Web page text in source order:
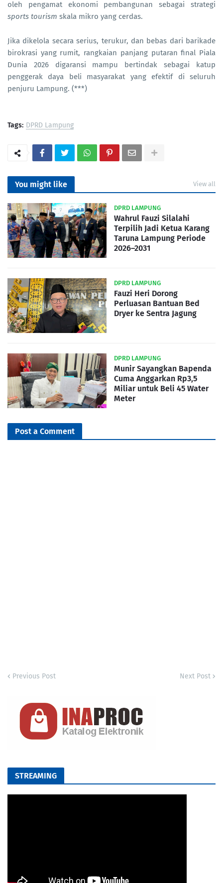
oleh pengamat ekonomi pembangunan sebagai strategi
sports tourism skala mikro yang cerdas.
Jika dikelola secara serius, terukur, dan bebas dari barikade
birokrasi yang rumit, rangkaian panjang putaran final Piala
Dunia 2026 digaransi mampu bertindak sebagai katup
penggerak daya beli masyarakat yang efektif di seluruh
penjuru Lampung. (***)
Tags: DPRD Lampung
You might like View all
DPRD LAMPUNG
Wahrul Fauzi Silalahi
Terpilih Jadi Ketua Karang
Taruna Lampung Periode
2026–2031
DPRD LAMPUNG
Fauzi Heri Dorong
Perluasan Bantuan Bed
Dryer ke Sentra Jagung
DPRD LAMPUNG
Munir Sayangkan Bapenda
Cuma Anggarkan Rp3,5
Miliar untuk Beli 45 Water
Meter
Post a Comment
Previous Post Next Post
STREAMING